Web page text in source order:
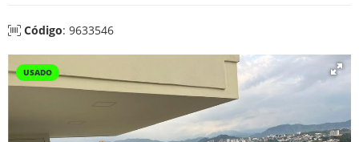
Código: 9633546
USADO